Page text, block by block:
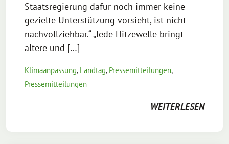
Staatsregierung dafür noch immer keine
gezielte Unterstützung vorsieht, ist nicht
nachvollziehbar.“ „Jede Hitzewelle bringt
ältere und […]
Klimaanpassung, Landtag, Pressemitteilungen,
Pressemitteilungen
WEITERLESEN